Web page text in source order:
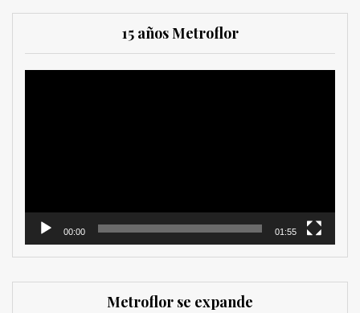
15 años Metroflor
00:00 01:55
Metroflor se expande